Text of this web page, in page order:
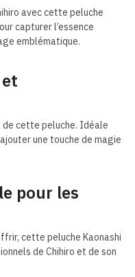
avec cette peluche
capturer l’essence
emblématique.
de cette peluche. Idéale
une touche de magie
pour les
cette peluche Kaonashi
de Chihiro et de son